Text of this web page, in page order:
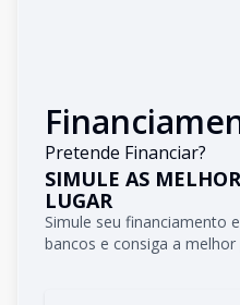
Pretende Financiar?
SIMULE AS
LUGAR
Simule seu financiamento
bancos e consiga a